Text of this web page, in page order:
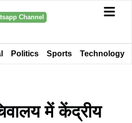
Channel
Politics Sports Technology
में केंद्रीय